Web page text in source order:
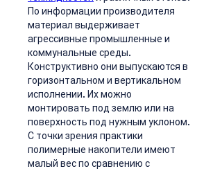
По информации производителя
материал выдерживает
агрессивные промышленные и
коммунальные среды.
Конструктивно они выпускаются в
горизонтальном и вертикальном
исполнении. Их можно
монтировать под землю или на
поверхность под нужным уклоном.
С точки зрения практики
полимерные накопители имеют
малый вес по сравнению с